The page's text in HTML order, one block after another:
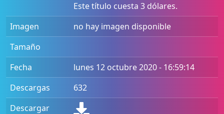
Este título cuesta 3 dólares.
Imagen
no hay imagen disponible
Tamaño
Fecha
lunes 12 octubre 2020 - 16:59:14
Descargas
632
Descargar